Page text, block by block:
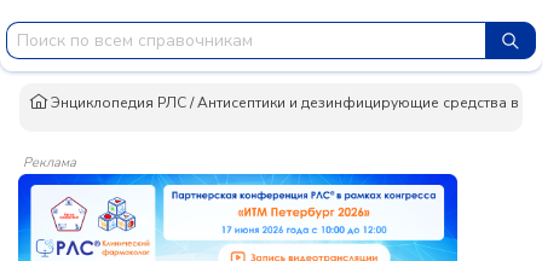
Энциклопедия РЛС/Антисептики и дезинфицирующие средства в
Реклама